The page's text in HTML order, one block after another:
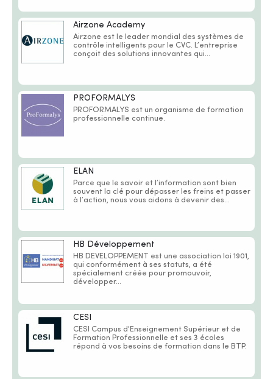
Airzone Academy
Airzone est le leader mondial des systèmes de
contrôle intelligents pour le CVC. L’entreprise
conçoit des solutions innovantes qui...
PROFORMALYS
PROFORMALYS est un organisme de formation
professionnelle continue.
ELAN
Parce que le savoir et l’information sont bien
souvent la clé pour dépasser les freins et passer
à l’action, nous vous aidons à devenir des...
HB Développement
HB DEVELOPPEMENT est une association loi 1901,
qui conformément à ses statuts, a été
spécialement créée pour promouvoir,
développer...
CESI
CESI Campus d’Enseignement Supérieur et de
Formation Professionnelle et ses 3 écoles
répond à vos besoins de formation dans le BTP.